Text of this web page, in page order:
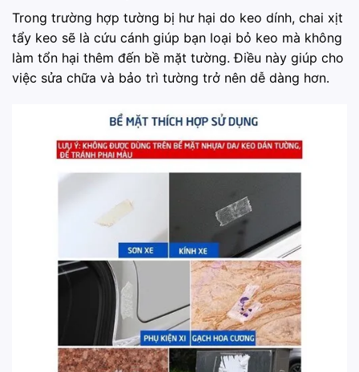
Trong trường hợp tường bị hư hại do keo dính, chai xịt
tẩy keo sẽ là cứu cánh giúp bạn loại bỏ keo mà không
làm tổn hại thêm đến bề mặt tường. Điều này giúp cho
việc sửa chữa và bảo trì tường trở nên dễ dàng hơn.